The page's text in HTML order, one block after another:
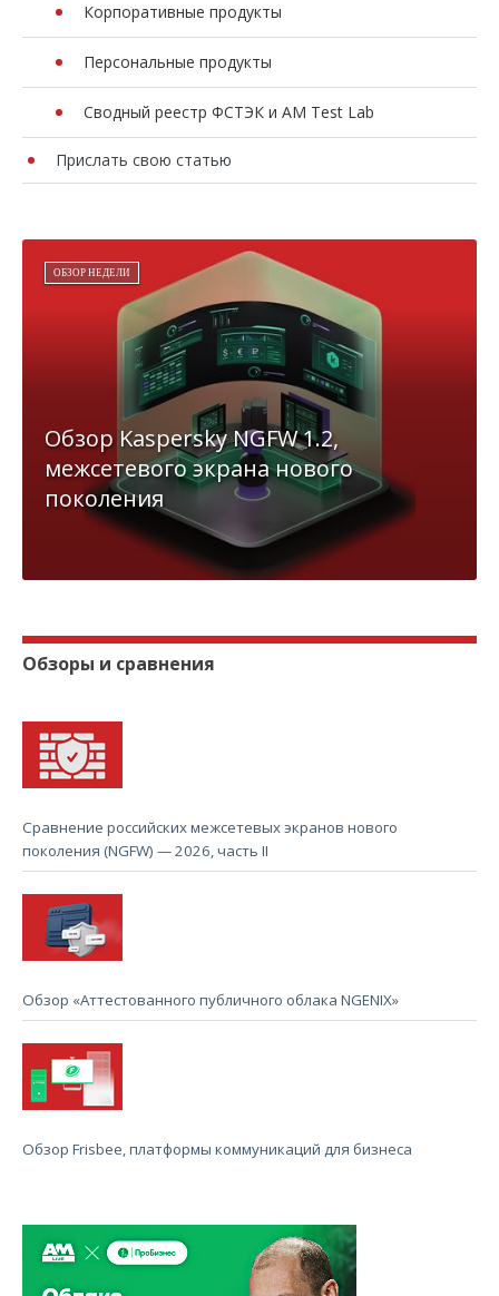
Корпоративные продукты
Персональные продукты
Сводный реестр ФСТЭК и AM Test Lab
Прислать свою статью
ОБЗОР НЕДЕЛИ
Обзор Kaspersky NGFW 1.2,
межсетевого экрана нового
поколения
Обзоры и сравнения
Сравнение российских межсетевых экранов нового
поколения (NGFW) — 2026, часть II
Обзор «Аттестованного публичного облака NGENIX»
Обзор Frisbee, платформы коммуникаций для бизнеса